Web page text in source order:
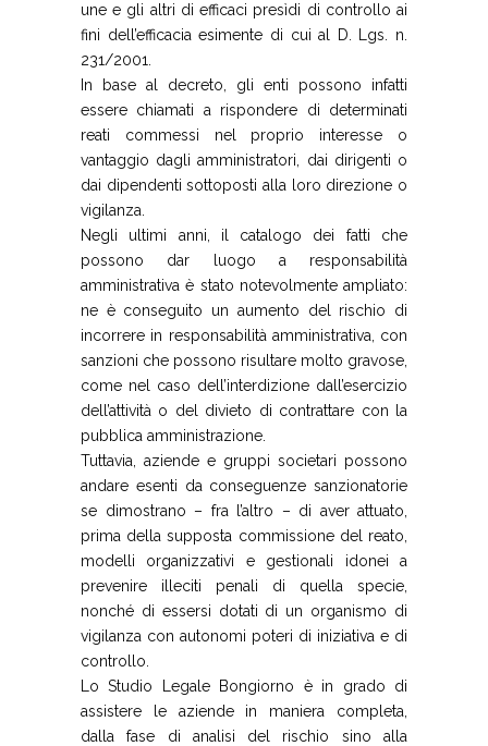
une e gli altri di efficaci presìdi di controllo ai
fini dell’efficacia esimente di cui al D. Lgs. n.
231/2001.
In base al decreto, gli enti possono infatti
essere chiamati a rispondere di determinati
reati commessi nel proprio interesse o
vantaggio dagli amministratori, dai dirigenti o
dai dipendenti sottoposti alla loro direzione o
vigilanza.
Negli ultimi anni, il catalogo dei fatti che
possono dar luogo a responsabilità
amministrativa è stato notevolmente ampliato:
ne è conseguito un aumento del rischio di
incorrere in responsabilità amministrativa, con
sanzioni che possono risultare molto gravose,
come nel caso dell’interdizione dall’esercizio
dell’attività o del divieto di contrattare con la
pubblica amministrazione.
Tuttavia, aziende e gruppi societari possono
andare esenti da conseguenze sanzionatorie
se dimostrano – fra l’altro – di aver attuato,
prima della supposta commissione del reato,
modelli organizzativi e gestionali idonei a
prevenire illeciti penali di quella specie,
nonché di essersi dotati di un organismo di
vigilanza con autonomi poteri di iniziativa e di
controllo.
Lo Studio Legale Bongiorno è in grado di
assistere le aziende in maniera completa,
dalla fase di analisi del rischio sino alla